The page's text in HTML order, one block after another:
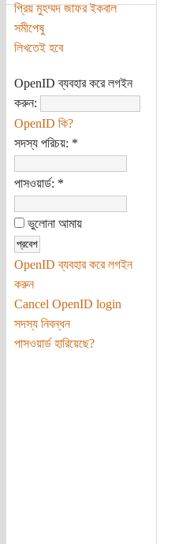
প্রিয় মুহম্মদ জাফর ইকবাল
সমীপেষু
লিখতেই হবে
OpenID ব্যবহার করে লগইন
করুন:
OpenID কি?
সদস্য পরিচয়: *
পাসওয়ার্ড: *
ভুলোনা আমায়
OpenID ব্যবহার করে লগইন
করুন
Cancel OpenID login
সদস্য নিবন্ধন
পাসওয়ার্ড হারিয়েছে?